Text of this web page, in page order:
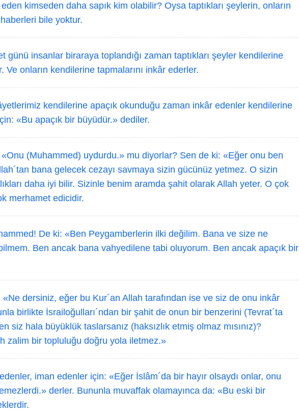
kimseden daha sapık kim olabilir? Oysa taptıkları şeylerin, onların
bile yoktur.
günü insanlar biraraya toplandığı zaman taptıkları şeyler kendilerine
Ve onların kendilerine tapmalarını inkâr ederler.
kendilerine apaçık okunduğu zaman inkâr edenler kendilerine
«Bu apaçık bir büyüdür.» dediler.
«Onu (Muhammed) uydurdu.» mu diyorlar? Sen de ki: «Eğer onu ben
bana gelecek cezayı savmaya sizin gücünüz yetmez. O sizin
daha iyi bilir. Sizinle benim aramda şahit olarak Allah yeter. O çok
merhamet edicidir.
De ki: «Ben Peygamberlerin ilki değilim. Bana ve size ne
bilmem. Ben ancak bana vahyedilene tabi oluyorum. Ben ancak apaçık bir
«Ne dersiniz, eğer bu Kur´an Allah tarafından ise ve siz de onu inkâr
birlikte İsrailoğulları´ndan bir şahit de onun bir benzerini (Tevrat´ta
siz hala büyüklük taslarsanız (haksızlık etmiş olmaz mısınız)?
zalim bir topluluğu doğru yola iletmez.»
iman edenler için: «Eğer İslâm´da bir hayır olsaydı onlar, onu
derler. Bununla muvaffak olamayınca da: «Bu eski bir